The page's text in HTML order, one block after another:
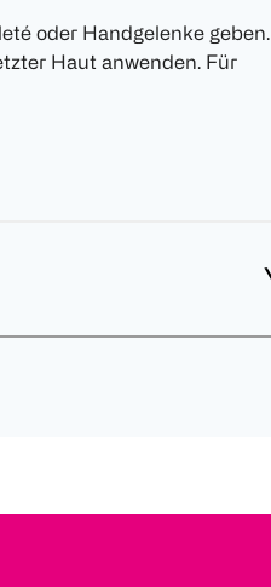
oder Handgelenke geben.
Haut anwenden. Für